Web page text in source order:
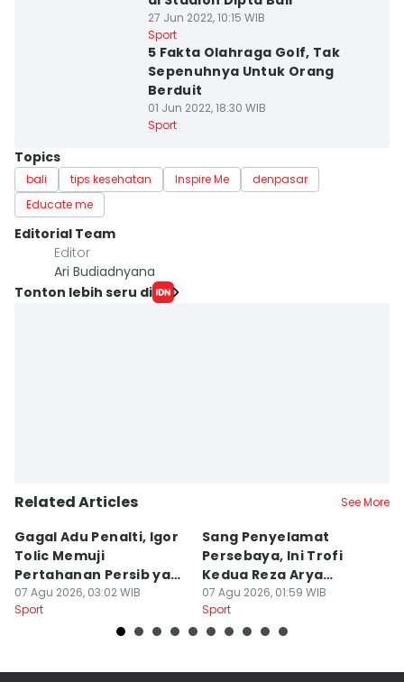
27 Jun 2022, 10:15 WIB
Sport
5 Fakta Olahraga Golf, Tak
Sepenuhnya Untuk Orang
Berduit
01 Jun 2022, 18:30 WIB
Sport
Topics
bali tips kesehatan Inspire Me
denpasar
Educate me
Editorial Team
Editor
Ari Budiadnyana
Tonton lebih seru di
Related Articles See More
Gagal Adu Penalti, Igor
Tolic Memuji
Pertahanan Persib yang
Solid
07 Agu 2026, 03:02 WIB
Sport
Sang Penyelamat
Persebaya, Ini Trofi
Kedua Reza Arya
Bersama Tavares
07 Agu 2026, 01:59 WIB
Sport